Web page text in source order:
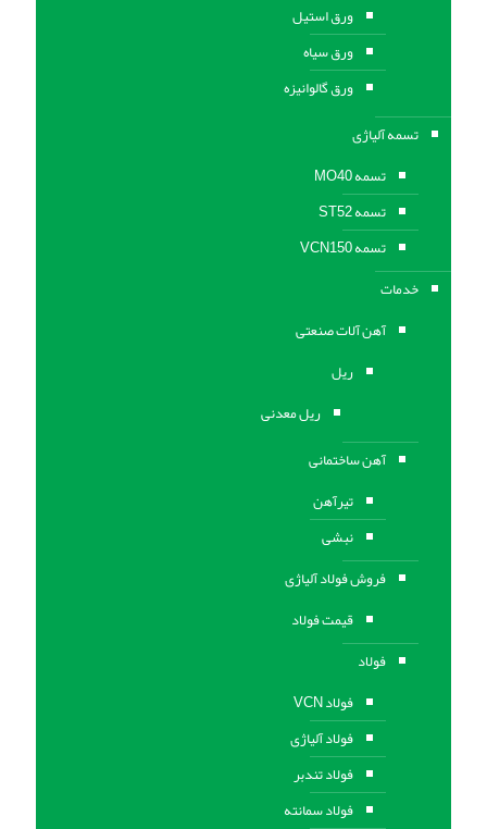
ورق استیل
ورق سیاه
ورق گالوانیزه
تسمه آلیاژی
تسمه MO40
تسمه ST52
تسمه VCN150
خدمات
آهن آلات صنعتی
ریل
ریل معدنی
آهن ساختمانی
تیرآهن
نبشی
فروش فولاد آلیاژی
قیمت فولاد
فولاد
فولاد VCN
فولاد آلیاژی
فولاد تندبر
فولاد سمانته